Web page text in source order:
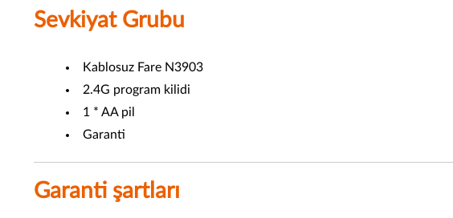
Sevkiyat Grubu
Kablosuz Fare N3903
2.4G program kilidi
1 * AA pil
Garanti
Garanti şartları